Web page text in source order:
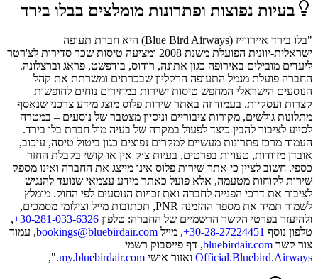
בעיות נפוצות ופתרונות מומלצים בבלו בירד
"בלו בירד איירווייז (Blue Bird Airways) היא חברת תעופה
ישראלית-יוונית הפועלת משנת 2008 ומציעה טיסות שכר סדירות לצ'רטר
ליעדים מובילים באירופה כגון אתונה, רודוס, בודפשט, פראג וברצלונה.
החברה פועלת מנמל התעופה הרקליון שבכרתים ומשרתת את קהל
הנוסעים הישראלי המחפש טיסות ישירות במחירים נוחים לחופשות
קצרות ועסקיות. בעמוד זה באתר שירות פלוס מוצג מידע צרכני שנאסף
מתלונות גולשים, מקורות ציבוריים וניסיון מצטבר של נוסעים – במטרה
לסייע לציבור להבין כיצד לפעול במקרה של בעיה מול חברת בלו בירד.
העמוד מרכז פתרונות מעשיים למקרים נפוצים כגון ביטול טיסה, עיכוב,
אובדן מזוודות, טעויות בפרטים, בעיות צ׳ק אין או קושי בקבלת החזר
כספי. חשוב לציין כי אתר שירות פלוס אינו מייצג את החברה ואינו מספק
שירות לקוחות מטעמה, אלא פועל כאתר מידע עצמאי שנועד להנגיש
לציבור את דרכי הפנייה לחברה ואת זכויות הנוסעים לפי החוק. מומלץ
לשמור תמיד את מספר ההזמנה PNR, תכתובות מייל וצילומי מסמכים,
ולהיעזר בפרטי הקשר הרשמיים של החברה: טלפון ‎+30-281-033-6326
,
טלפון נוסף ‎+30-28-27224451, מייל bookings@bluebirdair.com, עמוד
צור קשר bluebirdair.com, דף פייסבוק רשמי
Official.Bluebird.Airways ואזור אישי my.bluebirdair.com
.",